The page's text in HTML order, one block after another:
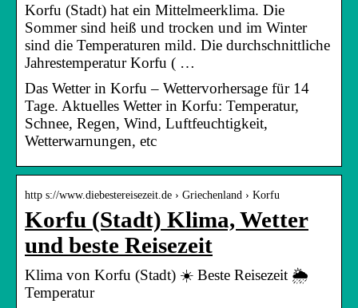
Korfu (Stadt) hat ein Mittelmeerklima. Die
Sommer sind heiß und trocken und im Winter
sind die Temperaturen mild. Die durchschnittliche
Jahrestemperatur Korfu ( …
Das Wetter in Korfu – Wettervorhersage für 14
Tage. Aktuelles Wetter in Korfu: Temperatur,
Schnee, Regen, Wind, Luftfeuchtigkeit,
Wetterwarnungen, etc
http s://www.diebestereisezeit.de › Griechenland › Korfu
Korfu (Stadt) Klima, Wetter
und beste Reisezeit
Klima von Korfu (Stadt) ☀️ Beste Reisezeit 🌦️
Temperatur